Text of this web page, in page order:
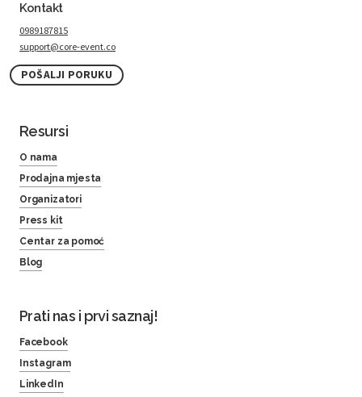
Kontakt
0989187815
support@core-event.co
POŠALJI PORUKU
Resursi
O nama
Prodajna mjesta
Organizatori
Press kit
Centar za pomoć
Blog
Prati nas i prvi saznaj!
Facebook
Instagram
LinkedIn